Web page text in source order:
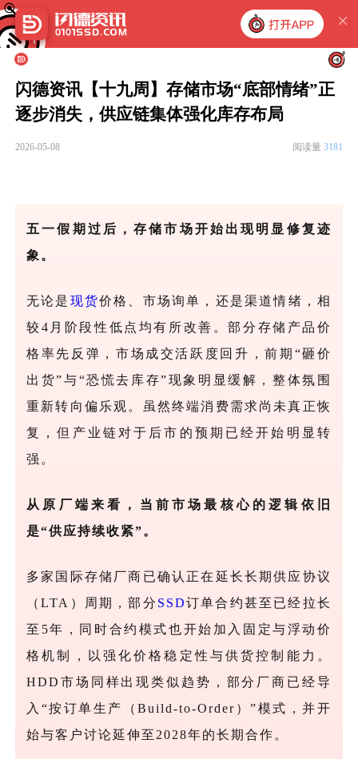
闪德资讯【十九周】存储市场“底部情绪”正
逐步消失，供应链集体强化库存布局
2026-05-08 阅读量 3181
五一假期过后，存储市场开始出现明显修复迹
象。
无论是 现货价格、市场询单，还是渠道情绪，相
较4月阶段性低点均有所改善。部分存储产品价
格率先反弹，市场成交活跃度回升，前期“砸价
出货”与“恐慌去库存”现象明显缓解，整体氛围
重新转向偏乐观。虽然终端消费需求尚未真正恢
复，但产业链对于后市的预期已经开始明显转
强。
从原厂端来看，当前市场最核心的逻辑依旧
是“供应持续收紧”。
多家国际存储厂商已确认正在延长长期供应协议
（LTA）周期，部分 SSD订单合约甚至已经拉长
至5年，同时合约模式也开始加入固定与浮动价
格机制，以强化价格稳定性与供货控制能力。
HDD市场同样出现类似趋势，部分厂商已经导
入“按订单生产（Build-to-Order）”模式，并开
始与客户讨论延伸至2028年的长期合作。